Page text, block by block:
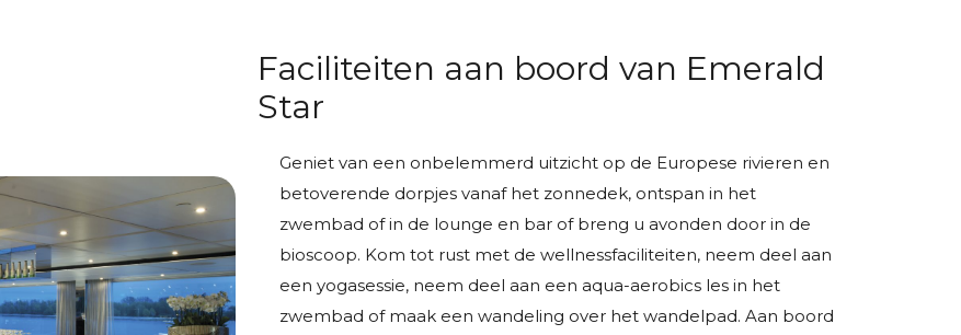
Faciliteiten aan boord van Emerald
Star
Geniet van een onbelemmerd uitzicht op de Europese rivieren en
betoverende dorpjes vanaf het zonnedek, ontspan in het
zwembad of in de lounge en bar of breng u avonden door in de
bioscoop. Kom tot rust met de wellnessfaciliteiten, neem deel aan
een yogasessie, neem deel aan een aqua-aerobics les in het
zwembad of maak een wandeling over het wandelpad. Aan boord